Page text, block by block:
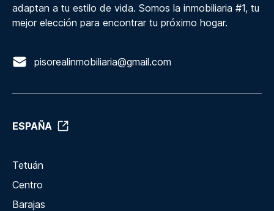
adaptan a tu estilo de vida. Somos la inmobiliaria #1, tu
mejor elección para encontrar tu próximo hogar.
pisorealinmobiliaria@gmail.com
ESPAÑA
Tetuán
Centro
Barajas